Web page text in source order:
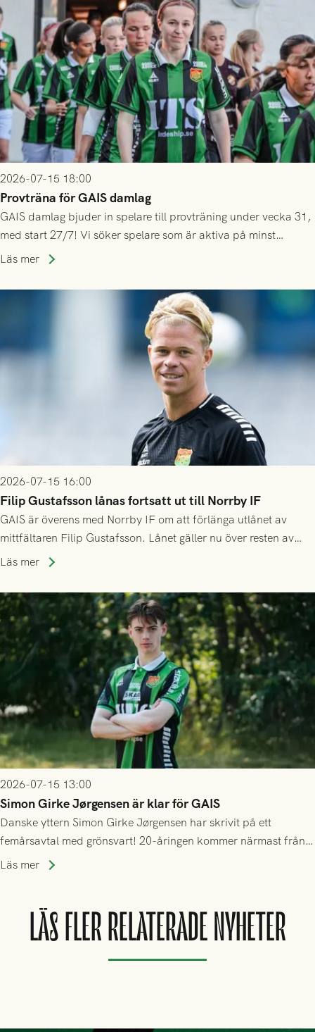
2026-07-15 18:00
Provträna för GAIS damlag
GAIS damlag bjuder in spelare till provträning under vecka 31,
med start 27/7! Vi söker spelare som är aktiva på minst
division 3-nivå.
Läs mer
2026-07-15 16:00
Filip Gustafsson lånas fortsatt ut till Norrby IF
GAIS är överens med Norrby IF om att förlänga utlånet av
mittfältaren Filip Gustafsson. Lånet gäller nu över resten av
säsongen 2026.
Läs mer
2026-07-15 13:00
Simon Girke Jørgensen är klar för GAIS
Danske yttern Simon Girke Jørgensen har skrivit på ett
femårsavtal med grönsvart! 20-åringen kommer närmast från
spel i färöiska Skála IF.
Läs mer
LÄS FLER RELATERADE NYHETER